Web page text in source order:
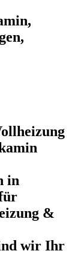
in
&
wir Ihr